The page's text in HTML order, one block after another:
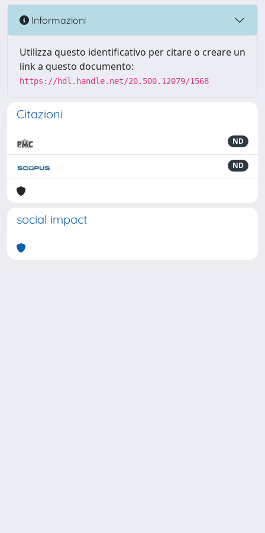
Informazioni
Utilizza questo identificativo per citare o creare un
link a questo documento:
https://hdl.handle.net/20.500.12079/1568
Citazioni
ND
ND
social impact